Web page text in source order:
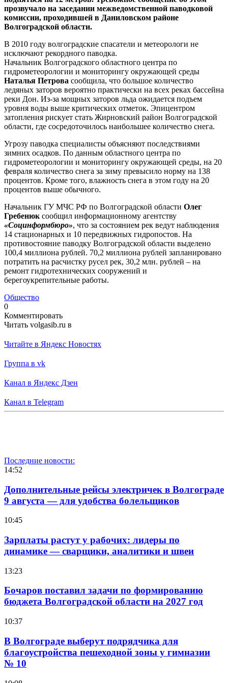
прозвучало на заседании межведомственной паводковой
комиссии, проходившей в Даниловском районе
Волгоградской области.
В 2010 году волгоградские спасатели и метеорологи не
исключают рекордного паводка.
Начальник Волгоградского областного центра по
гидрометеорологии и мониторингу окружающей среды
Наталья Петрова сообщила, что большое количество
ледяных заторов вероятно практически на всех реках бассейна
реки Дон. Из-за мощных заторов льда ожидается подъем
уровня воды выше критических отметок. Эпицентром
затопления рискует стать Жирновский район Волгоградской
области, где сосредоточилось наибольшее количество снега.
Угрозу паводка специалисты объясняют последствиями
зимних осадков. По данным областного центра по
гидрометеорологии и мониторингу окружающей среды, на 20
февраля количество снега за зиму превысило норму на 138
процентов. Кроме того, влажность снега в этом году на 20
процентов выше обычного.
Начальник ГУ МЧС РФ по Волгоградской области Олег
Гребенюк сообщил информационному агентству
«Социнформбюро», что за состоянием рек ведут наблюдения
14 стационарных и 10 передвижных гидропостов. На
противостояние паводку Волгоградской области выделено
100,4 миллиона рублей. 70,2 миллиона рублей запланировано
потратить на расчистку русел рек, 30,2 млн. рублей – на
ремонт гидротехнических сооружений и
берегоукрепительные работы.
Общество
0
Комментировать
Читать volgasib.ru в
Читайте в Яндекс Новостях
Группа в vk
Канал в Яндекс Дзен
Канал в Telegram
Последние новости:
14:52
Дополнительные рейсы электричек в Волгограде
9 августа — для удобства болельщиков
10:45
Зарплаты растут у рабочих: лидеры по
динамике — сварщики, аналитики и швеи
13:23
Бочаров поставил задачи по формированию
бюджета Волгоградской области на 2027 год
10:37
В Волгограде выберут подрядчика для
благоустройства пешеходной зоны у гимназии
№ 10